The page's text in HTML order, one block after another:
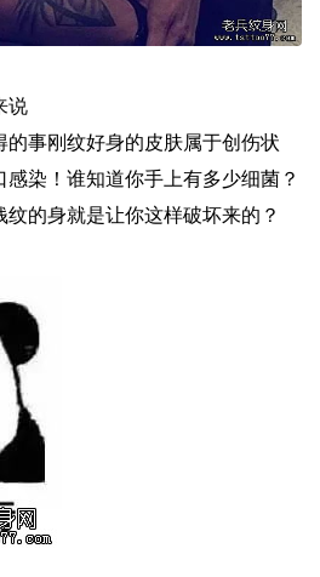
说
的事刚纹好身的皮肤属于创伤状
染！谁知道你手上有多少细菌？
的身就是让你这样破坏来的？